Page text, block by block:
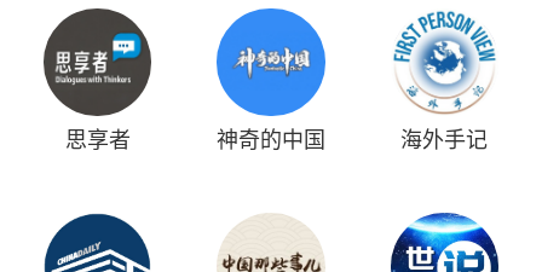
思享者 神奇的中国 海外手记